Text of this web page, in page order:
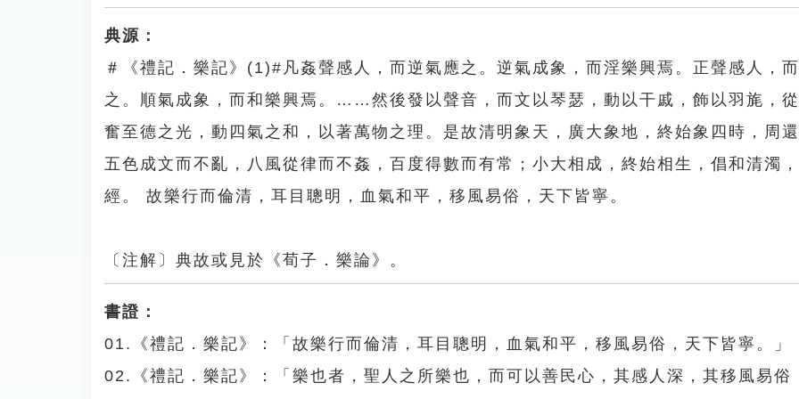
典源：
＃《禮記．樂記》(1)#凡姦聲感人，而逆氣應之。逆氣成象，而淫樂興焉。正聲感人，
之。順氣成象，而和樂興焉。……然後發以聲音，而文以琴瑟，動以干戚，飾以羽旄，
奮至德之光，動四氣之和，以著萬物之理。是故清明象天，廣大象地，終始象四時，周
五色成文而不亂，八風從律而不姦，百度得數而有常；小大相成，終始相生，倡和清濁
經。 故樂行而倫清，耳目聰明，血氣和平，移風易俗，天下皆寧。
〔注解〕典故或見於《荀子．樂論》。
書證：
01.《禮記．樂記》：「故樂行而倫清，耳目聰明，血氣和平，移風易俗，天下皆寧。」
02.《禮記．樂記》：「樂也者，聖人之所樂也，而可以善民心，其感人深，其移風易俗